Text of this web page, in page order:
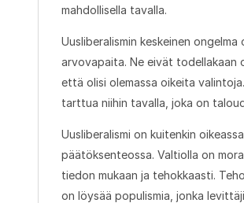
mahdollisella tavalla.
Uusliberalismin keskeinen
arvovapaita. Ne eivät todellakaan
että olisi olemassa oikeita
tarttua niihin tavalla, joka on
Uusliberalismi on kuitenkin
päätöksenteossa. Valtiolla on
tiedon mukaan ja tehokkaasti.
on löysää populismia, jonka